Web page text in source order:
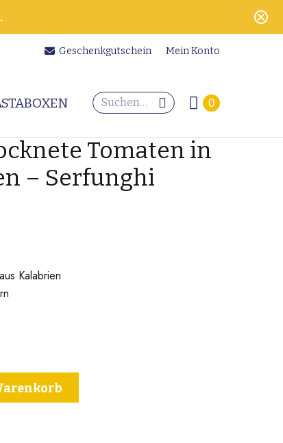
Geschenkgutschein Mein Konto
Search: 0
Tomaten in
– Serfunghi
Kalabrien